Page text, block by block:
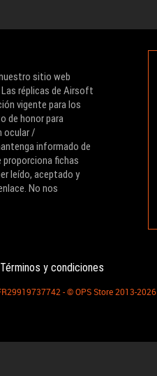
sitio web
réplicas de Airsoft
vigente para los
de honor para
ocular /
informado de
fichas
leído, aceptado y
No nos
Términos y condiciones
- © OPS Store 2013-2026